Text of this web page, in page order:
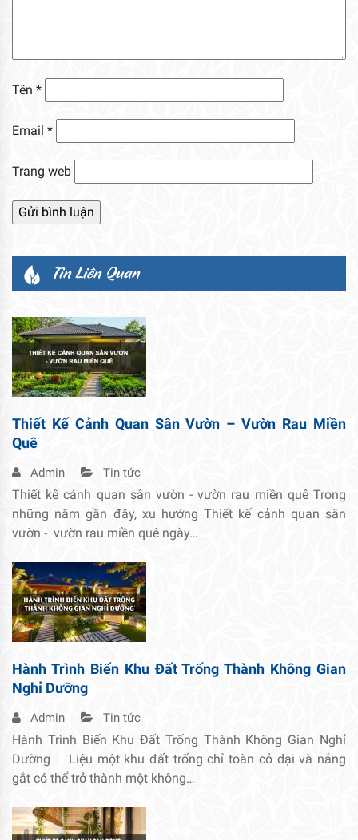
Tên *
Email *
Trang web
Tin Liên Quan
Thiết Kế Cảnh Quan Sân Vườn – Vườn Rau Miền
Quê
Admin Tin tức
Thiết kế cảnh quan sân vườn - vườn rau miền quê Trong
những năm gần đây, xu hướng Thiết kế cảnh quan sân
vườn - vườn rau miền quê ngày…
Hành Trình Biến Khu Đất Trống Thành Không Gian
Nghỉ Dưỡng
Admin Tin tức
Hành Trình Biến Khu Đất Trống Thành Không Gian Nghỉ
Dưỡng Liệu một khu đất trống chỉ toàn cỏ dại và nắng
gắt có thể trở thành một không…